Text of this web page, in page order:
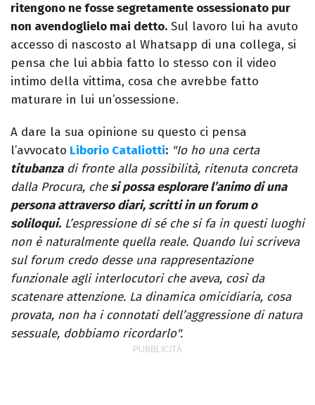
ritengono ne fosse segretamente ossessionato pur
non avendoglielo mai detto. Sul lavoro lui ha avuto
accesso di nascosto al Whatsapp di una collega, si
pensa che lui abbia fatto lo stesso con il video
intimo della vittima, cosa che avrebbe fatto
maturare in lui un’ossessione.
A dare la sua opinione su questo ci pensa
l’avvocato Liborio Cataliotti: "Io ho una certa
titubanzadi fronte alla possibilità, ritenuta concreta
dalla Procura, chesi possa esplorare l’animo di una
persona attraverso diari, scritti in un forum o
soliloqui. L’espressione di sé che si fa in questi luoghi
non è naturalmente quella reale. Quando lui scriveva
sul forum credo desse una rappresentazione
funzionale agli interlocutori che aveva, così da
scatenare attenzione. La dinamica omicidiaria, cosa
provata, non ha i connotati dell’aggressione di natura
sessuale, dobbiamo ricordarlo".